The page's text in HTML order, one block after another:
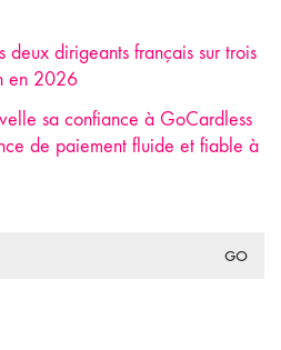
deux dirigeants français sur trois
en 2026
sa confiance à GoCardless
de paiement fluide et fiable à